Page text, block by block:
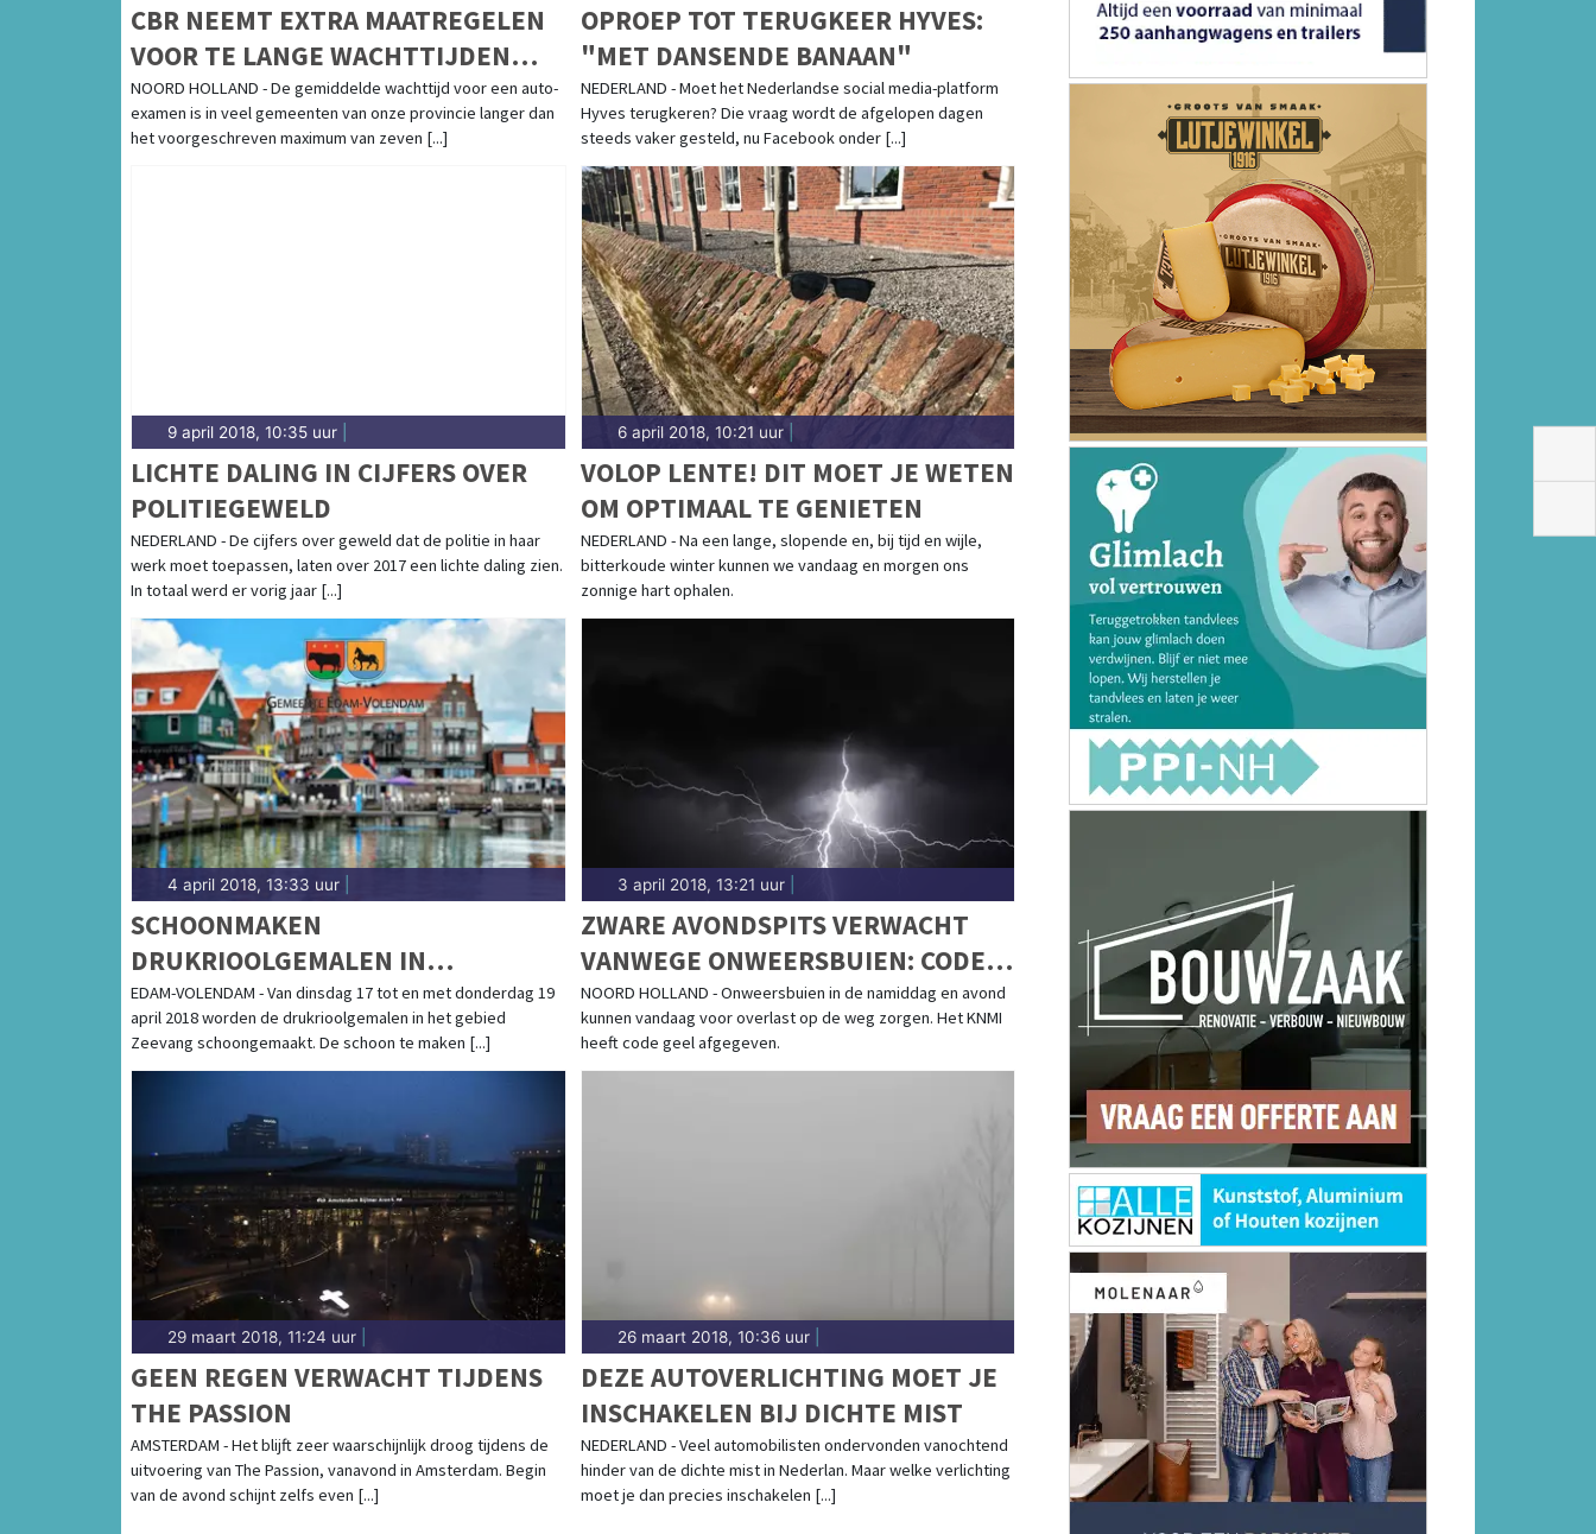
CBR NEEMT EXTRA MAATREGELEN
VOOR TE LANGE WACHTTIJDEN
RIJEXAMENS
NOORD HOLLAND - De gemiddelde wachttijd voor een auto-
examen is in veel gemeenten van onze provincie langer dan
het voorgeschreven maximum van zeven [...]
OPROEP TOT TERUGKEER HYVES:
"MET DANSENDE BANAAN"
NEDERLAND - Moet het Nederlandse social media-platform
Hyves terugkeren? Die vraag wordt de afgelopen dagen
steeds vaker gesteld, nu Facebook onder [...]
9 april 2018, 10:35 uur
LICHTE DALING IN CIJFERS OVER
POLITIEGEWELD
NEDERLAND - De cijfers over geweld dat de politie in haar
werk moet toepassen, laten over 2017 een lichte daling zien.
In totaal werd er vorig jaar [...]
6 april 2018, 10:21 uur|
VOLOP LENTE! DIT MOET JE WETEN
OM OPTIMAAL TE GENIETEN
NEDERLAND - Na een lange, slopende en, bij tijd en wijle,
bitterkoude winter kunnen we vandaag en morgen ons
zonnige hart ophalen.
4 april 2018, 13:33 uur
SCHOONMAKEN
DRUKRIOOLGEMALEN IN
OOSTHUIZEN EN SCHARDAM
EDAM-VOLENDAM - Van dinsdag 17 tot en met donderdag 19
april 2018 worden de drukrioolgemalen in het gebied
Zeevang schoongemaakt. De schoon te maken [...]
3 april 2018, 13:21 uur|
ZWARE AVONDSPITS VERWACHT
VANWEGE ONWEERSBUIEN: CODE
GEEL
NOORD HOLLAND - Onweersbuien in de namiddag en avond
kunnen vandaag voor overlast op de weg zorgen. Het KNMI
heeft code geel afgegeven.
29 maart 2018, 11:24 uur
GEEN REGEN VERWACHT TIJDENS
THE PASSION
AMSTERDAM - Het blijft zeer waarschijnlijk droog tijdens de
uitvoering van The Passion, vanavond in Amsterdam. Begin
van de avond schijnt zelfs even [...]
26 maart 2018, 10:36 uur|
DEZE AUTOVERLICHTING MOET JE
INSCHAKELEN BIJ DICHTE MIST
NEDERLAND - Veel automobilisten ondervonden vanochtend
hinder van de dichte mist in Nederlan. Maar welke verlichting
moet je dan precies inschakelen [...]